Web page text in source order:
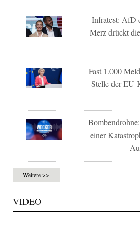
Infratest: AfD
Merz drückt
Fast 1.000
Stelle der EU-
einer
Weitere >>
VIDEO